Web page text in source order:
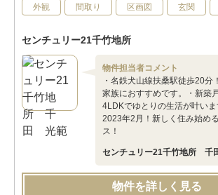
外観 間取り 区画図 玄関
センチュリー21千竹地所
物件担当者コメント
・名鉄犬山線扶桑駅徒歩20分
家族におすすめです。・新築
4LDKでゆとりの生活が叶い
2023年2月！新しく住み始め
ス！
センチュリー21千竹地所
物件を詳しく見る